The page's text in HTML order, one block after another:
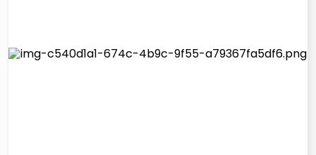
pattumiera raccolta differenziata